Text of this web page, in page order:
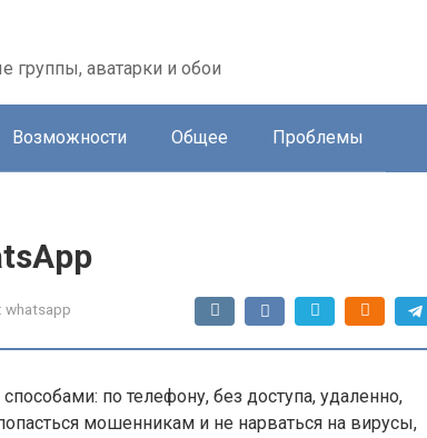
группы, аватарки и обои
Возможности Общее Проблемы
whatsapp
по телефону, без доступа, удаленно,
мошенникам и не нарваться на вирусы,